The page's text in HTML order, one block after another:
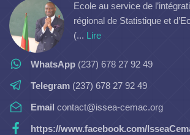
Ecole au service de
régional de Statistique et
(... Lire
WhatsApp (237) 678 27 92 49
Telegram (237) 678 27 92 49
Email contact@issea-cemac.org
https://www.facebook.com/